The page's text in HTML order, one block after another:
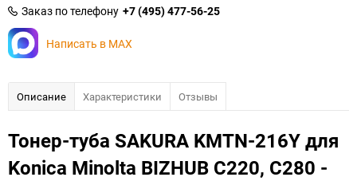
Заказ по телефону +7 (495) 477-56-25
Написать в MAX
Описание Характеристики Отзывы
Тонер-туба SAKURA KMTN-216Y для
Konica Minolta BIZHUB C220, C280 -